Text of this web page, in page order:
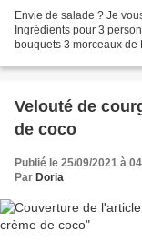
Envie de salade ? Je
Ingrédients pour 3
bouquets 3 morceaux de
Velouté de
de coco
Publié le 25/09/2021 à
Par Doria